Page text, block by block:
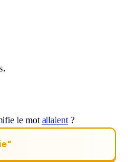
le mot allaient?